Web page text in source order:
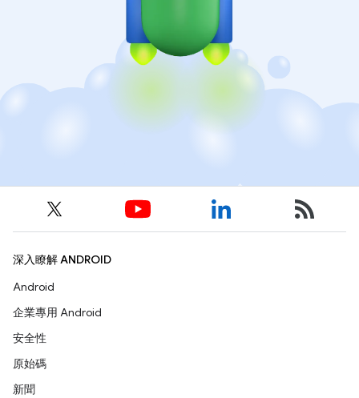
深入瞭解 ANDROID
Android
企業專用 Android
安全性
原始碼
新聞